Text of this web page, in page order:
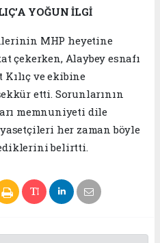
YOĞUN İLGİ
MHP heyetine
çekerken, Alaybey esnafı
Kılıç ve ekibine
etti. Sorunlarının
memnuniyeti dile
her zaman böyle
belirtti.